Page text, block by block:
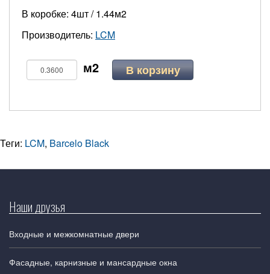
В коробке: 4шт / 1.44м2
Производитель: LCM
В корзину
Теги: LCM, Barcelo Black
Наши друзья
Входные и межкомнатные двери
Фасадные, карнизные и мансардные окна